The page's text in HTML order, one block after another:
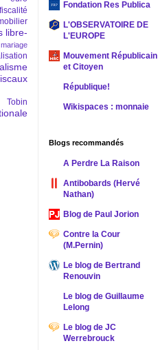
fiscalité
libre-
mariage
Fondation Res Publica
L'OBSERVATOIRE DE
L'EUROPE
Mouvement Républicain
et Citoyen
République!
Wikispaces : monnaie
Blogs recommandés
A Perdre La Raison
Antibobards (Hervé
Nathan)
Blog de Paul Jorion
Contre la Cour
(M.Pernin)
Le blog de Bertrand
Renouvin
Le blog de Guillaume
Lelong
Le blog de JC
Werrebrouck